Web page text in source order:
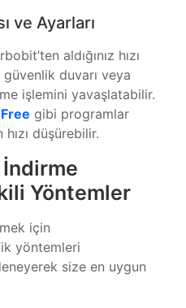
ve Ayarları
aldığınız hızı
duvarı veya
işlemini yavaşlatabilir.
gibi programlar
düşürebilir.
Yöntemler
için
yöntemleri
size en uygun